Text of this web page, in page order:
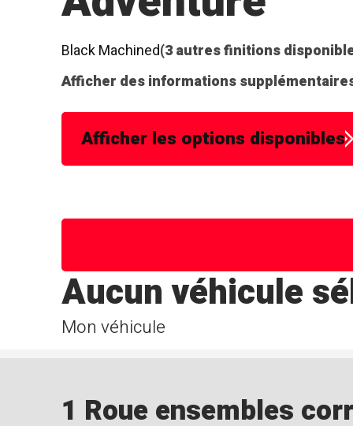
Black Machined(3 autres finitions
Afficher des informations
Afficher les options disponibles
Mon véhicule
Aucun véhicule
1 Roue ensembles